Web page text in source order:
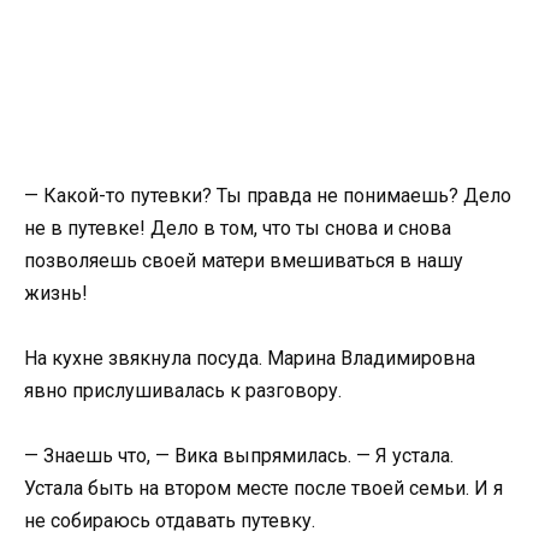
— Какой-то путевки? Ты правда не понимаешь? Дело
не в путевке! Дело в том, что ты снова и снова
позволяешь своей матери вмешиваться в нашу
жизнь!
На кухне звякнула посуда. Марина Владимировна
явно прислушивалась к разговору.
— Знаешь что, — Вика выпрямилась. — Я устала.
Устала быть на втором месте после твоей семьи. И я
не собираюсь отдавать путевку.